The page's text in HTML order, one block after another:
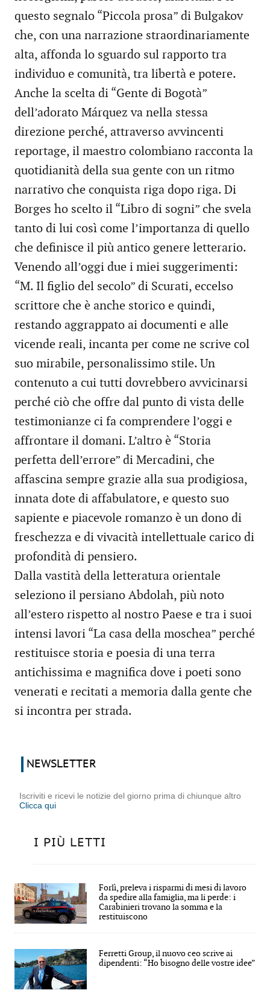
questo segnalo “Piccola prosa” di Bulgakov
che, con una narrazione straordinariamente
alta, affonda lo sguardo sul rapporto tra
individuo e comunità, tra libertà e potere.
Anche la scelta di “Gente di Bogotà”
dell’adorato Márquez va nella stessa
direzione perché, attraverso avvincenti
reportage, il maestro colombiano racconta la
quotidianità della sua gente con un ritmo
narrativo che conquista riga dopo riga. Di
Borges ho scelto il “Libro di sogni” che svela
tanto di lui così come l’importanza di quello
che definisce il più antico genere letterario.
Venendo all’oggi due i miei suggerimenti:
“M. Il figlio del secolo” di Scurati, eccelso
scrittore che è anche storico e quindi,
restando aggrappato ai documenti e alle
vicende reali, incanta per come ne scrive col
suo mirabile, personalissimo stile. Un
contenuto a cui tutti dovrebbero avvicinarsi
perché ciò che offre dal punto di vista delle
testimonianze ci fa comprendere l’oggi e
affrontare il domani. L’altro è “Storia
perfetta dell’errore” di Mercadini, che
affascina sempre grazie alla sua prodigiosa,
innata dote di affabulatore, e questo suo
sapiente e piacevole romanzo è un dono di
freschezza e di vivacità intellettuale carico di
profondità di pensiero.
Dalla vastità della letteratura orientale
seleziono il persiano Abdolah, più noto
all’estero rispetto al nostro Paese e tra i suoi
intensi lavori “La casa della moschea” perché
restituisce storia e poesia di una terra
antichissima e magnifica dove i poeti sono
venerati e recitati a memoria dalla gente che
si incontra per strada.
NEWSLETTER
Iscriviti e ricevi le notizie del giorno prima di chiunque altro
Clicca qui
I PIÙ LETTI
Forlì, preleva i risparmi di mesi di lavoro
da spedire alla famiglia, ma li perde: i
Carabinieri trovano la somma e la
restituiscono
Ferretti Group, il nuovo ceo scrive ai
dipendenti: “Ho bisogno delle vostre idee”